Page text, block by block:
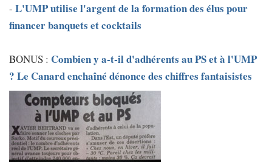
- L'UMP utilise l'argent de la formation des élus pour
financer banquets et cocktails
BONUS : Combien y a-t-il d'adhérents au PS et à l'UMP
? Le Canard enchaîné dénonce des chiffres fantaisistes